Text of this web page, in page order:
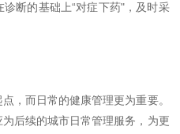
断的基础上“对症下药"，及时采
，而日常的健康管理更为重要。
后续的城市日常管理服务，为更